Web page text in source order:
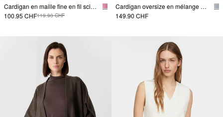
Cardigan en maille fine en fil scintillant, coupe loose
100.95 CHF119.90 CHF
Cardigan oversize en mélange d'alpaga
149.90 CHF